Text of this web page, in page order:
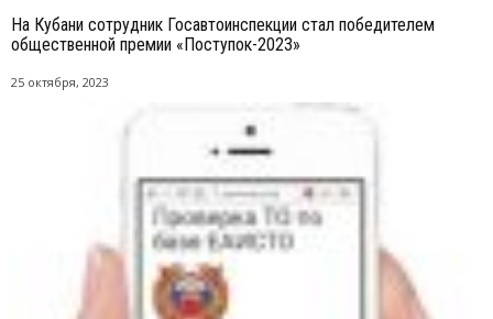
На Кубани сотрудник Госавтоинспекции стал победителем
общественной премии «Поступок-2023»
25 октября, 2023